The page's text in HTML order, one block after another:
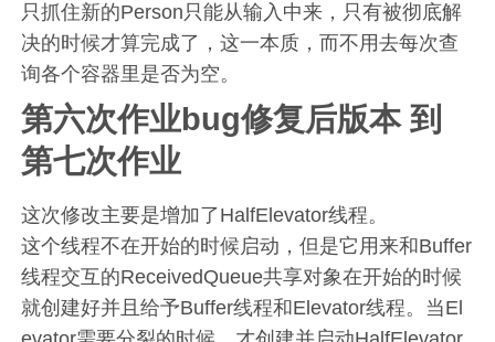
只抓住新的Person只能从输入中来，只有被彻底解
决的时候才算完成了，这一本质，而不用去每次查
询各个容器里是否为空。
第六次作业bug修复后版本 到
第七次作业
这次修改主要是增加了HalfElevator线程。
这个线程不在开始的时候启动，但是它用来和Buffer
线程交互的ReceivedQueue共享对象在开始的时候
就创建好并且给予Buffer线程和Elevator线程。当El